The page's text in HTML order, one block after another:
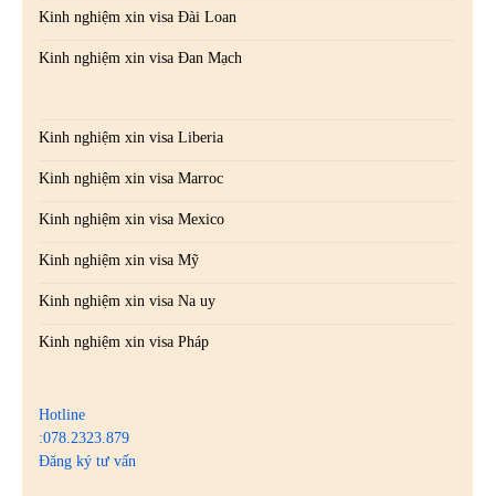
Kinh nghiệm xin visa Đài Loan
Kinh nghiệm xin visa Đan Mạch
Kinh nghiệm xin visa Liberia
Kinh nghiệm xin visa Marroc
Kinh nghiệm xin visa Mexico
Kinh nghiệm xin visa Mỹ
Kinh nghiệm xin visa Na uy
Kinh nghiệm xin visa Pháp
Hotline
:078.2323.879
Đăng ký tư vấn